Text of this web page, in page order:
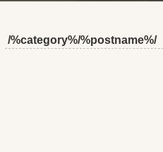
/%category%/%postname%/